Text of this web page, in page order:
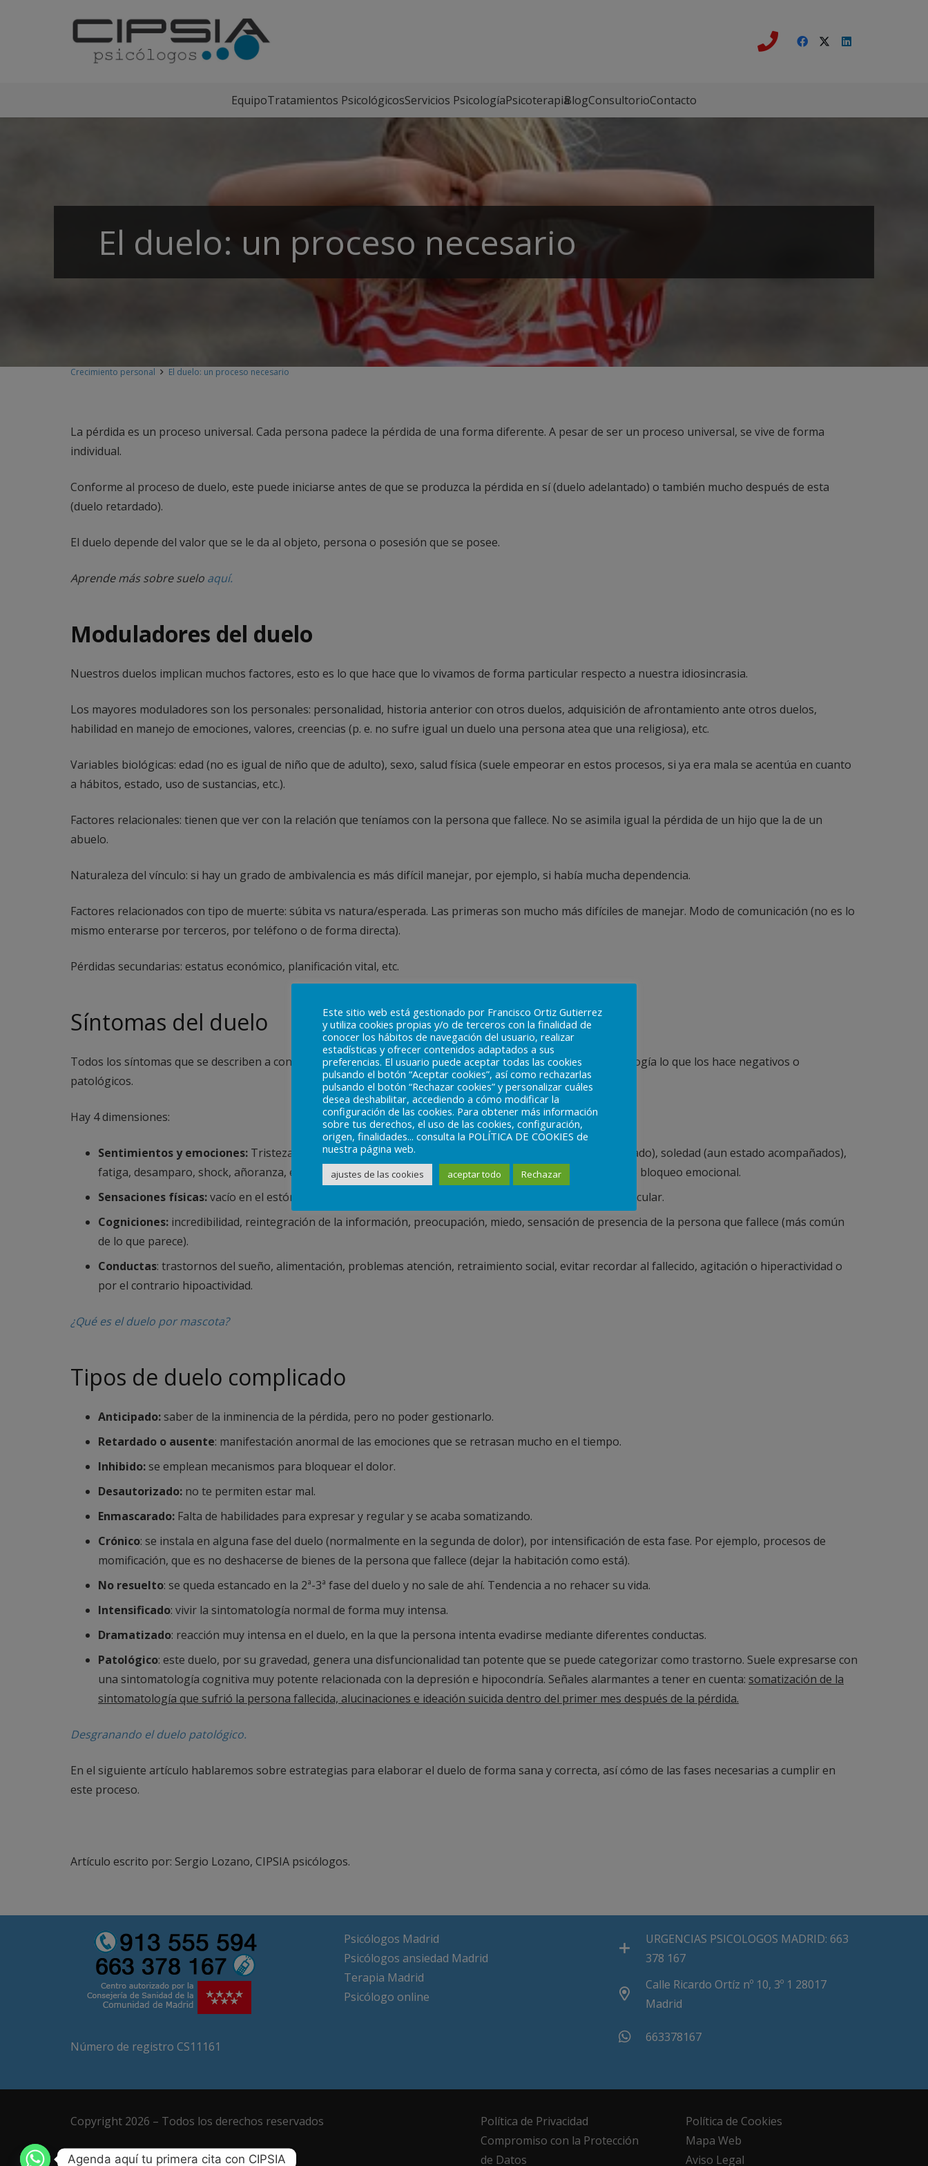
EquipoTratamientos PsicológicosServicios PsicologíaPsicoterapiaBlogConsultorioContacto
El duelo: un proceso necesario
Crecimiento personal El duelo: un proceso necesario
La pérdida es un proceso universal. Cada persona padece la pérdida de una forma diferente. A pesar de ser un proceso universal, se vive de forma
individual.
Conforme al proceso de duelo, este puede iniciarse antes de que se produzca la pérdida en sí (duelo adelantado) o también mucho después de esta
(duelo retardado).
El duelo depende del valor que se le da al objeto, persona o posesión que se posee.
Aprende más sobre suelo aquí.
Moduladores del duelo
Nuestros duelos implican muchos factores, esto es lo que hace que lo vivamos de forma particular respecto a nuestra idiosincrasia.
Los mayores moduladores son los personales: personalidad, historia anterior con otros duelos, adquisición de afrontamiento ante otros duelos,
habilidad en manejo de emociones, valores, creencias (p. e. no sufre igual un duelo una persona atea que una religiosa), etc.
Variables biológicas: edad (no es igual de niño que de adulto), sexo, salud física (suele empeorar en estos procesos, si ya era mala se acentúa en cuanto
a hábitos, estado, uso de sustancias, etc.).
Factores relacionales: tienen que ver con la relación que teníamos con la persona que fallece. No se asimila igual la pérdida de un hijo que la de un
abuelo.
Naturaleza del vínculo: si hay un grado de ambivalencia es más difícil manejar, por ejemplo, si había mucha dependencia.
Factores relacionados con tipo de muerte: súbita vs natura/esperada. Las primeras son mucho más difíciles de manejar. Modo de comunicación (no es lo
mismo enterarse por terceros, por teléfono o de forma directa).
Pérdidas secundarias: estatus económico, planificación vital, etc.
Síntomas del duelo
Todos los síntomas que se describen a continuación son normales, es más el tabú en relación a la sintomatología lo que los hace negativos o
patológicos.
Hay 4 dimensiones:
Sentimientos y emociones: Tristeza, ira, culpa/remordimiento, ansiedad (sobre todo en duelo adelantado), soledad (aun estado acompañados),
fatiga, desamparo, shock, añoranza, emancipación, alivio (genera contradicción o culpa), insensibilidad o bloqueo emocional.
Sensaciones físicas:vacío en el estómago, nudo garganta o estómago, sensibilidad al ruido, fatiga muscular.
Cogniciones: incredibilidad, reintegración de la información, preocupación, miedo, sensación de presencia de la persona que fallece (más común
de lo que parece).
Conductas: trastornos del sueño, alimentación, problemas atención, retraimiento social, evitar recordar al fallecido, agitación o hiperactividad o
por el contrario hipoactividad.
¿Qué es el duelo por mascota?
Tipos de duelo complicado
Anticipado: saber de la inminencia de la pérdida, pero no poder gestionarlo.
Retardado o ausente: manifestación anormal de las emociones que se retrasan mucho en el tiempo.
Inhibido: se emplean mecanismos para bloquear el dolor.
Desautorizado: no te permiten estar mal.
Enmascarado: Falta de habilidades para expresar y regular y se acaba somatizando.
Crónico: se instala en alguna fase del duelo (normalmente en la segunda de dolor), por intensificación de esta fase. Por ejemplo, procesos de
momificación, que es no deshacerse de bienes de la persona que fallece (dejar la habitación como está).
No resuelto: se queda estancado en la 2ª-3ª fase del duelo y no sale de ahí. Tendencia a no rehacer su vida.
Intensificado: vivir la sintomatología normal de forma muy intensa.
Dramatizado: reacción muy intensa en el duelo, en la que la persona intenta evadirse mediante diferentes conductas.
Patológico: este duelo, por su gravedad, genera una disfuncionalidad tan potente que se puede categorizar como trastorno. Suele expresarse con
una sintomatología cognitiva muy potente relacionada con la depresión e hipocondría. Señales alarmantes a tener en cuenta: somatización de la
sintomatología que sufrió la persona fallecida, alucinaciones e ideación suicida dentro del primer mes después de la pérdida.
Desgranando el duelo patológico.
En el siguiente artículo hablaremos sobre estrategias para elaborar el duelo de forma sana y correcta, así cómo de las fases necesarias a cumplir en
este proceso.
Artículo escrito por: Sergio Lozano, CIPSIA psicólogos.
Número de registro CS11161
Psicólogos Madrid
Psicólogos ansiedad Madrid
Terapia Madrid
Psicólogo online
URGENCIAS PSICOLOGOS MADRID: 663
378 167
Calle Ricardo Ortíz nº 10, 3º 1 28017
Madrid
663378167
Copyright 2026 – Todos los derechos reservados
Política de Privacidad
Compromiso con la Protección
de Datos
Política de Cookies
Mapa Web
Aviso Legal
Este sitio web está gestionado por Francisco Ortiz Gutierrez
y utiliza cookies propias y/o de terceros con la finalidad de
conocer los hábitos de navegación del usuario, realizar
estadísticas y ofrecer contenidos adaptados a sus
preferencias. El usuario puede aceptar todas las cookies
pulsando el botón “Aceptar cookies”, así como rechazarlas
pulsando el botón “Rechazar cookies” y personalizar cuáles
desea deshabilitar, accediendo a cómo modificar la
configuración de las cookies. Para obtener más información
sobre tus derechos, el uso de las cookies, configuración,
origen, finalidades... consulta la POLÍTICA DE COOKIES de
nuestra página web.
ajustes de las cookies aceptar todo Rechazar
Agenda aquí tu primera cita con CIPSIA